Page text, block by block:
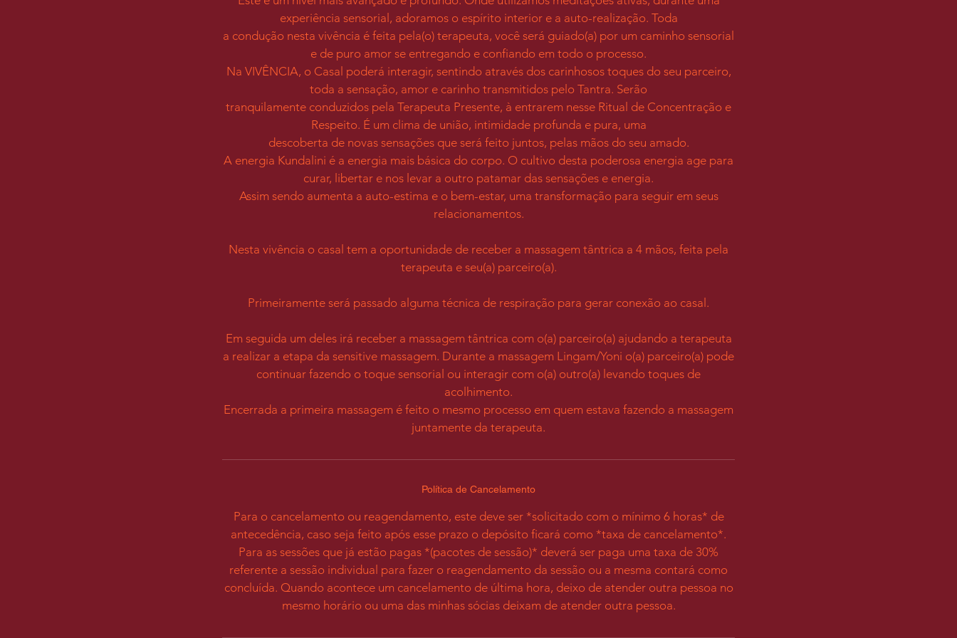
n
experiência sensorial, adoramos o espírito interior e a auto-realização. Toda
a condução nesta vivência é feita pela(o) terapeuta, você será guiado(a) por um caminho sensorial
e de puro amor se entregando e confiando em todo o processo.
Na VIVÊNCIA, o Casal poderá interagir, sentindo através dos carinhosos toques do seu parceiro,
toda a sensação, amor e carinho transmitidos pelo Tantra. Serão
tranquilamente conduzidos pela Terapeuta Presente, à entrarem nesse Ritual de Concentração e
Respeito. É um clima de união, intimidade profunda e pura, uma
descoberta de novas sensações que será feito juntos, pelas mãos do seu amado.
A energia Kundalini é a energia mais básica do corpo. O cultivo desta poderosa energia age para
curar, libertar e nos levar a outro patamar das sensações e energia.
Assim sendo aumenta a auto-estima e o bem-estar, uma transformação para seguir em seus
relacionamentos.
Nesta vivência o casal tem a oportunidade de receber a massagem tântrica a 4 mãos, feita pela
terapeuta e seu(a) parceiro(a).
Primeiramente será passado alguma técnica de respiração para gerar conexão ao casal.
Em seguida um deles irá receber a massagem tântrica com o(a) parceiro(a) ajudando a terapeuta
a realizar a etapa da sensitive massagem. Durante a massagem Lingam/Yoni o(a) parceiro(a) pode
continuar fazendo o toque sensorial ou interagir com o(a) outro(a) levando toques de
acolhimento.
Encerrada a primeira massagem é feito o mesmo processo em quem estava fazendo a massagem
juntamente da terapeuta.
Política de Cancelamento
Para o cancelamento ou reagendamento, este deve ser *solicitado com o mínimo 6 horas* de
antecedência, caso seja feito após esse prazo o depósito ficará como *taxa de cancelamento*.
Para as sessões que já estão pagas *(pacotes de sessão)* deverá ser paga uma taxa de 30%
referente a sessão individual para fazer o reagendamento da sessão ou a mesma contará como
concluída. Quando acontece um cancelamento de última hora, deixo de atender outra pessoa no
mesmo horário ou uma das minhas sócias deixam de atender outra pessoa.